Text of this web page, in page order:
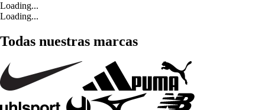
Loading...
Loading...
Todas nuestras marcas